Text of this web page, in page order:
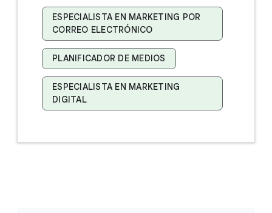
ESPECIALISTA EN MARKETING POR
CORREO ELECTRÓNICO
PLANIFICADOR DE MEDIOS
ESPECIALISTA EN MARKETING
DIGITAL